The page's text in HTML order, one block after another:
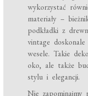
wykorzystać
materiały –
podkładki z
vintage doskonale
wesele. Takie
oko, ale także
stylu i elegancji.
Nie zapominajmy